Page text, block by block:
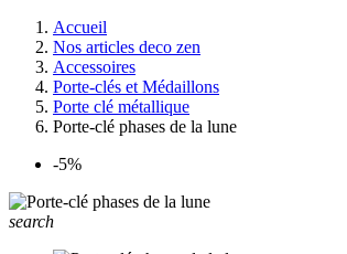
Accueil
Nos articles deco zen
Accessoires
Porte-clés et Médaillons
Porte clé métallique
Porte-clé phases de la lune
-5%
search